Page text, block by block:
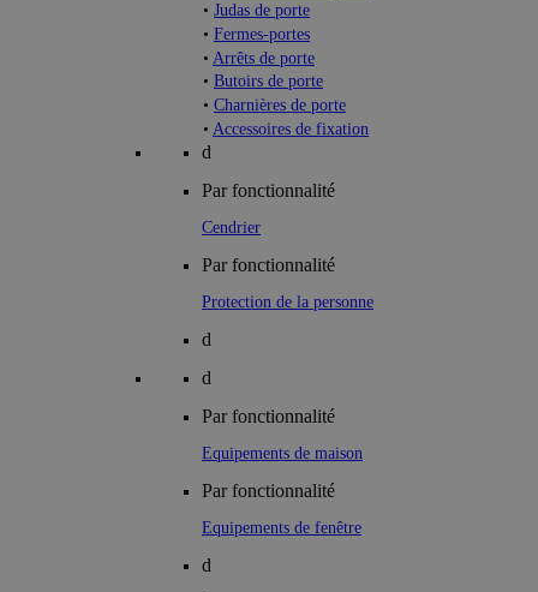
• Judas de porte
• Fermes-portes
• Arrêts de porte
• Butoirs de porte
• Charnières de porte
• Accessoires de fixation
d
Par fonctionnalité
Cendrier
Par fonctionnalité
Protection de la personne
d
d
Par fonctionnalité
Equipements de maison
Par fonctionnalité
Equipements de fenêtre
d